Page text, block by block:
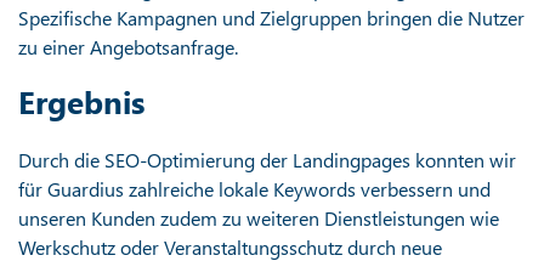
Spezifische Kampagnen und Zielgruppen bringen die Nutzer
zu einer Angebotsanfrage.
Ergebnis
Durch die SEO-Optimierung der Landingpages konnten wir
für Guardius zahlreiche lokale Keywords verbessern und
unseren Kunden zudem zu weiteren Dienstleistungen wie
Werkschutz oder Veranstaltungsschutz durch neue